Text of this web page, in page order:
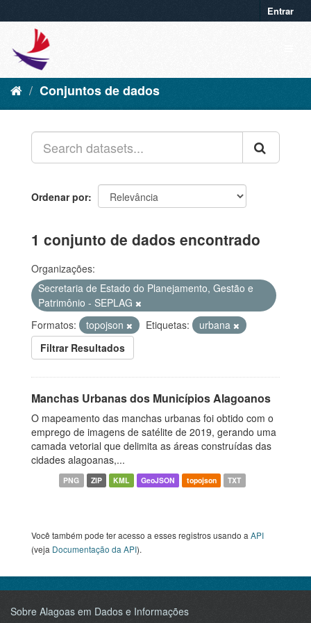
Entrar
Conjuntos de dados
Ordenar por
1 conjunto de dados encontrado
Organizações:
Secretaria de Estado do Planejamento, Gestão e
Patrimônio - SEPLAG
Formatos:
topojson Etiquetas:
urbana
Filtrar Resultados
Manchas Urbanas dos Municípios Alagoanos
O mapeamento das manchas urbanas foi obtido com o
emprego de imagens de satélite de 2019, gerando uma
camada vetorial que delimita as áreas construídas das
cidades alagoanas,...
PNG ZIP KML GeoJSON topojson TXT
Você também pode ter acesso a esses registros usando a API
(veja Documentação da API).
Sobre Alagoas em Dados e Informações